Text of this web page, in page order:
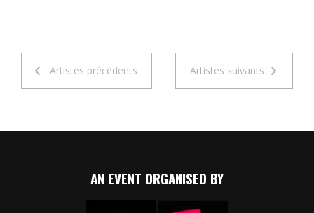
Artistes précédents Artistes suivants
AN EVENT ORGANISED BY